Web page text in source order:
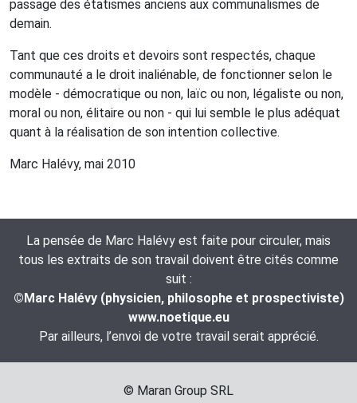
passage des étatismes anciens aux communalismes de
demain.
Tant que ces droits et devoirs sont respectés, chaque
communauté a le droit inaliénable, de fonctionner selon le
modèle - démocratique ou non, laïc ou non, légaliste ou non,
moral ou non, élitaire ou non - qui lui semble le plus adéquat
quant à la réalisation de son intention collective.
Marc Halévy, mai 2010
La pensée de Marc Halévy est faite pour circuler, mais
tous les extraits de son travail doivent être cités comme
suit :
©Marc Halévy (physicien, philosophe et prospectiviste)
www.noetique.eu
Par ailleurs, l’envoi de votre travail serait apprécié.
© Maran Group SRL